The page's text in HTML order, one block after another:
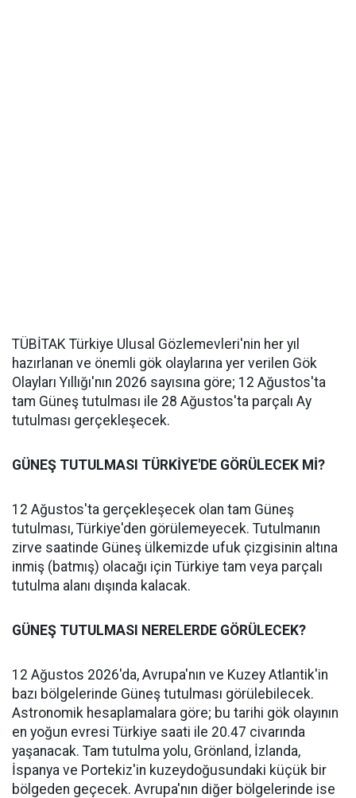
TÜBİTAK Türkiye Ulusal Gözlemevleri'nin her yıl
hazırlanan ve önemli gök olaylarına yer verilen Gök
Olayları Yıllığı'nın 2026 sayısına göre; 12 Ağustos'ta
tam Güneş tutulması ile 28 Ağustos'ta parçalı Ay
tutulması gerçekleşecek.
GÜNEŞ TUTULMASI TÜRKİYE'DE GÖRÜLECEK Mİ?
12 Ağustos'ta gerçekleşecek olan tam Güneş
tutulması, Türkiye'den görülemeyecek. Tutulmanın
zirve saatinde Güneş ülkemizde ufuk çizgisinin altına
inmiş (batmış) olacağı için Türkiye tam veya parçalı
tutulma alanı dışında kalacak.
GÜNEŞ TUTULMASI NERELERDE GÖRÜLECEK?
12 Ağustos 2026'da, Avrupa'nın ve Kuzey Atlantik'in
bazı bölgelerinde Güneş tutulması görülebilecek.
Astronomik hesaplamalara göre; bu tarihi gök olayının
en yoğun evresi Türkiye saati ile 20.47 civarında
yaşanacak. Tam tutulma yolu, Grönland, İzlanda,
İspanya ve Portekiz'in kuzeydoğusundaki küçük bir
bölgeden geçecek. Avrupa'nın diğer bölgelerinde ise